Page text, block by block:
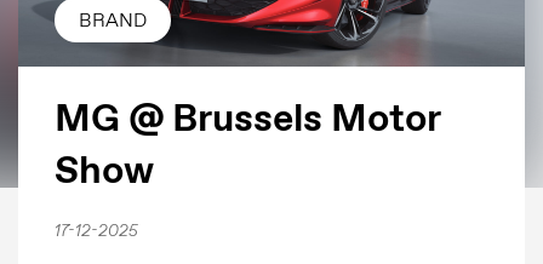
BRAND
MG @ Brussels Motor
Show
17-12-2025